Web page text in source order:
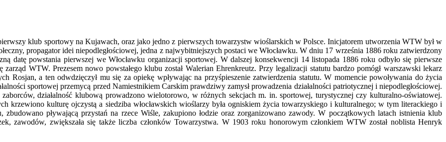
klub sportowy na Kujawach, oraz jako jedno z pierwszych towarzystw wioślarskich w Polsce. Inicjatorem utworzenia WTW był w
propagator idei niepodległościowej, jedna z najwybitniejszych postaci we Włocławku. W dniu 17 września 1886 roku zatwierdzony
datę powstania pierwszej we Włocławku organizacji sportowej. W dalszej konsekwencji 14 listopada 1886 roku odbyło się pierwsze
WTW. Prezesem nowo powstałego klubu został Walerian Ehrenkreutz. Przy legalizacji statutu bardzo pomógł warszawski lekarz
Rosjan, a ten odwdzięczył mu się za opiekę wpływając na przyśpieszenie zatwierdzenia statutu. W momencie powoływania do życia
sportowej przemycą przed Namiestnikiem Carskim prawdziwy zamysł prowadzenia działalności patriotycznej i niepodległościowej.
działalność klubową prowadzono wielotorowo, w różnych sekcjach m. in. sportowej, turystycznej czy kulturalno-oświatowej.
krzewiono kulturę ojczystą a siedziba włocławskich wioślarzy była ogniskiem życia towarzyskiego i kulturalnego; w tym literackiego i
pływającą przystań na rzece Wiśle, zakupiono łodzie oraz zorganizowano zawody. W początkowych latach istnienia klub
zawodów, zwiększała się także liczba członków Towarzystwa. W 1903 roku honorowym członkiem WTW został noblista Henryk